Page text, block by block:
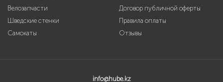
Велозапчасти
Шведские стенки
Самокаты
Договор публичной оферты
Правила оплаты
Отзывы
info@hube.kz